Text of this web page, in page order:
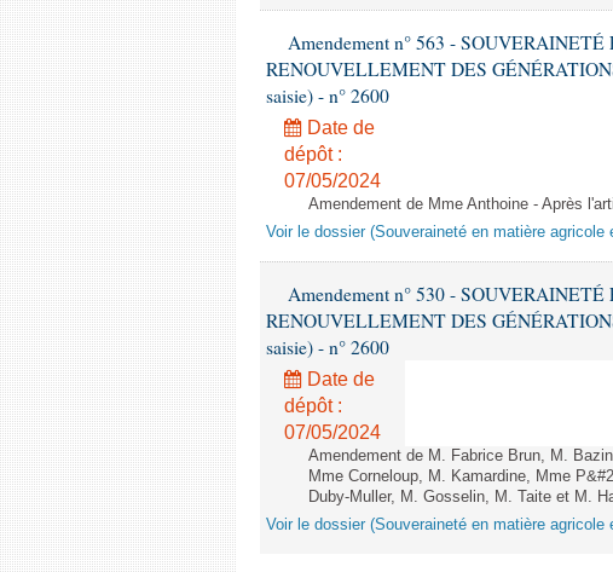
Amendement n° 563 -
RENOUVELLEMENT DES
saisie) - n° 2600
Date de
dépôt :
07/05/2024
Amendement de Mme Anthoine - Après
Voir le dossier (Souveraineté en matière
Amendement n° 530 -
RENOUVELLEMENT DES
saisie) - n° 2600
Date de
dépôt :
07/05/2024
Amendement de M. Fabrice Brun, M.
Mme Corneloup, M. Kamardine, Mme
Duby-Muller, M. Gosselin, M. Taite et M.
Voir le dossier (Souveraineté en matière